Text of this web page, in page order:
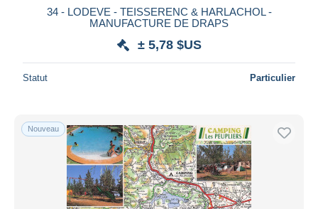
34 - LODEVE - TEISSERENC & HARLACHOL -
MANUFACTURE DE DRAPS
± 5,78 $US
Statut Particulier
Nouveau